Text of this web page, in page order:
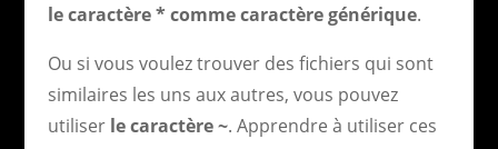
le caractère * comme caractère générique.
Ou si vous voulez trouver des fichiers qui sont
similaires les uns aux autres, vous pouvez
utiliser le caractère ~. Apprendre à utiliser ces